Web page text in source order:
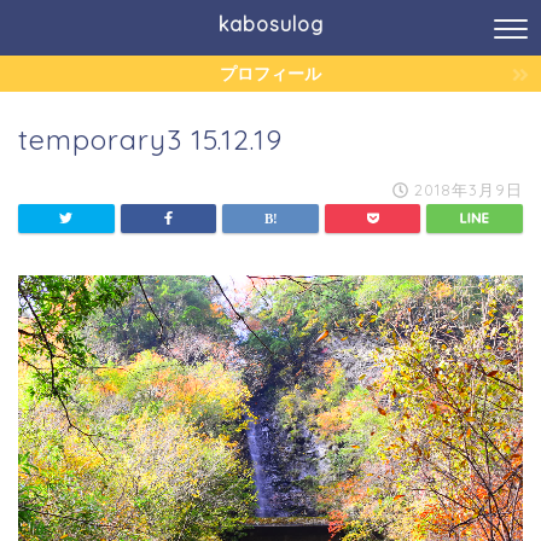
kabosulog
プロフィール
temporary3 15.12.19
2018年3月9日